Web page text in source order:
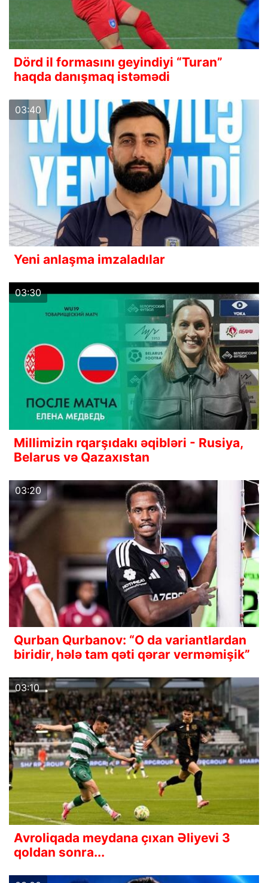
Dörd il formasını geyindiyi “Turan”
haqda danışmaq istəmədi
03:40
Yeni anlaşma imzaladılar
03:30
Millimizin rqarşıdakı əqibləri - Rusiya,
Belarus və Qazaxıstan
03:20
Qurban Qurbanov: “O da variantlardan
biridir, hələ tam qəti qərar verməmişik”
03:10
Avroliqada meydana çıxan Əliyevi 3
qoldan sonra...